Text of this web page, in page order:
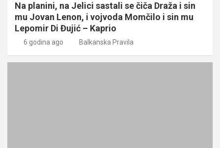
Na planini, na Jelici sastali se čiča Draža i sin
mu Jovan Lenon, i vojvoda Momčilo i sin mu
Lepomir Di Đujić – Kaprio
6 godina ago Balkanska Pravila